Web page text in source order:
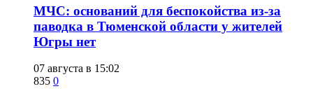
​МЧС: оснований для беспокойства из-за
паводка в Тюменской области у жителей
Югры нет
07 августа в 15:02
835 0